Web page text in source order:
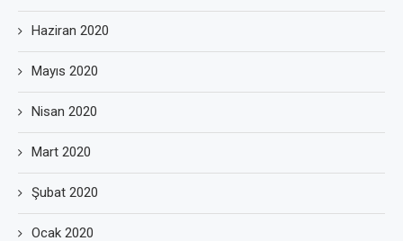
Haziran 2020
Mayıs 2020
Nisan 2020
Mart 2020
Şubat 2020
Ocak 2020